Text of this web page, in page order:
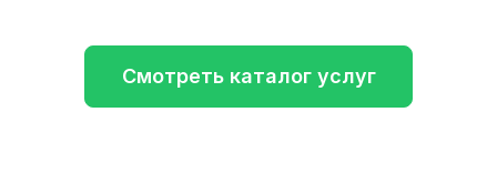
Смотреть каталог услуг